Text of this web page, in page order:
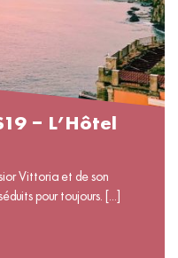
– L’Hôtel
Vittoria et de son
pour toujours. [...]